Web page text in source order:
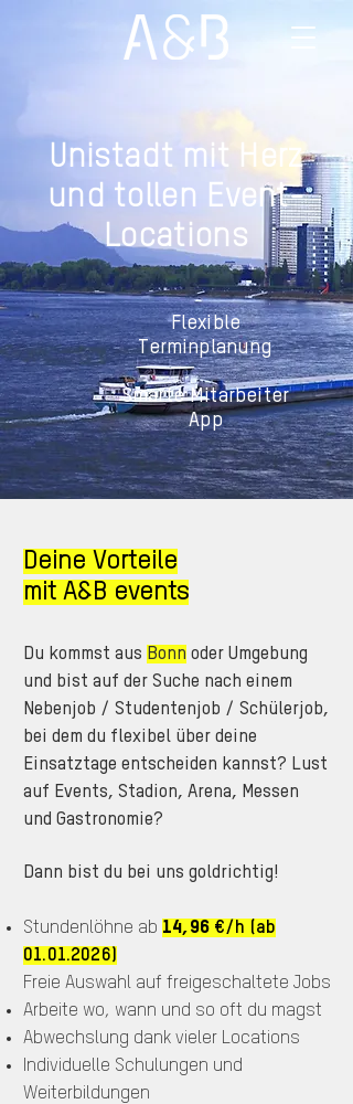
Unistadt mit Herz
und tollen Event-
Locations
Flexible
Terminplanung
Smarte Mitarbeiter
App
Deine Vorteile
mit A&B events
Du kommst aus Bonn oder Umgebung
und bist auf der Suche nach einem
Nebenjob / Studentenjob / Schülerjob,
bei dem du flexibel über deine
Einsatztage entscheiden kannst? Lust
auf Events, Stadion, Arena, Messen
und Gastronomie?
Dann bist du bei uns goldrichtig!
Stundenlöhne ab 14,96 €/h (ab
01.01.2026)
Freie Auswahl auf freigeschaltete Jobs
Arbeite wo, wann und so oft du magst
Abwechslung dank vieler Locations
Individuelle Schulungen und
Weiterbildungen